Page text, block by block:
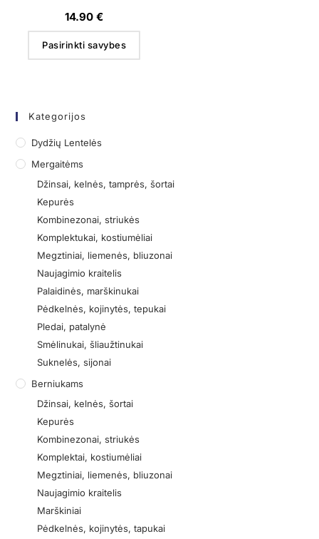
14.90€
Pasirinkti savybes
Kategorijos
Dydžių Lentelės
Mergaitėms
Džinsai, kelnės, tamprės, šortai
Kepurės
Kombinezonai, striukės
Komplektukai, kostiumėliai
Megztiniai, liemenės, bliuzonai
Naujagimio kraitelis
Palaidinės, marškinukai
Pėdkelnės, kojinytės, tepukai
Pledai, patalynė
Smėlinukai, šliaužtinukai
Suknelės, sijonai
Berniukams
Džinsai, kelnės, šortai
Kepurės
Kombinezonai, striukės
Komplektai, kostiumėliai
Megztiniai, liemenės, bliuzonai
Naujagimio kraitelis
Marškiniai
Pėdkelnės, kojinytės, tapukai